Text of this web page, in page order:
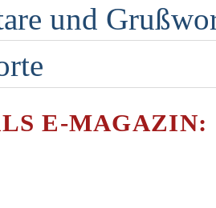
und
E-MAGAZIN: